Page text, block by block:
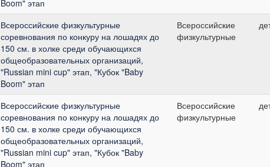
Boom" этап
Всероссийские физкультурные
соревнования по конкуру на лошадях до
150 см. в холке среди обучающихся
общеобразовательных организаций,
"Russian mini cup" этап, "Кубок "Baby
Boom" этап
Всероссийские
физкультурные
Всероссийские физкультурные
соревнования по конкуру на лошадях до
150 см. в холке среди обучающихся
общеобразовательных организаций,
"Russian mini cup" этап, "Кубок "Baby
Boom" этап
Всероссийские
физкультурные